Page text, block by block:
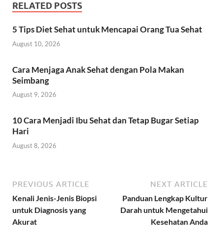
RELATED POSTS
5 Tips Diet Sehat untuk Mencapai Orang Tua Sehat
August 10, 2026
Cara Menjaga Anak Sehat dengan Pola Makan
Seimbang
August 9, 2026
10 Cara Menjadi Ibu Sehat dan Tetap Bugar Setiap
Hari
August 8, 2026
PREVIOUS ARTICLE
Kenali Jenis-Jenis Biopsi
untuk Diagnosis yang
Akurat
NEXT ARTICLE
Panduan Lengkap Kultur
Darah untuk Mengetahui
Kesehatan Anda